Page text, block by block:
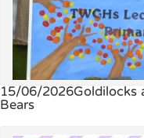
15/06/2026Goldilocks
Bears